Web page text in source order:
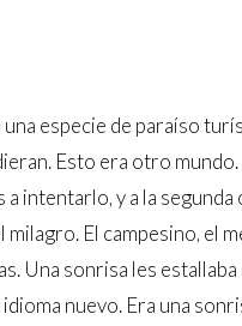
una especie de paraíso
Esto era otro mundo.
a intentarlo, y a la
El campesino, el
Una sonrisa les
nuevo. Era una